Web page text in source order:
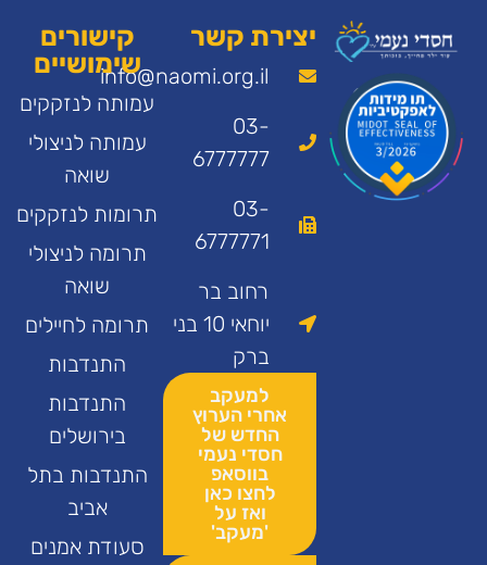
יצירת קשר
info@naomi.org.il
03-
6777777
03-
6777771
רחוב בר
יוחאי 10 בני
ברק
למעקב
אחרי הערוץ
החדש של
חסדי נעמי
בווסאפ
לחצו כאן
ואז על
'מעקב'
קישורים
שימושיים
עמותה לנזקקים
עמותה לניצולי
שואה
תרומות לנזקקים
תרומה לניצולי
שואה
תרומה לחיילים
התנדבות
התנדבות
בירושלים
התנדבות בתל
אביב
סעודת אמנים